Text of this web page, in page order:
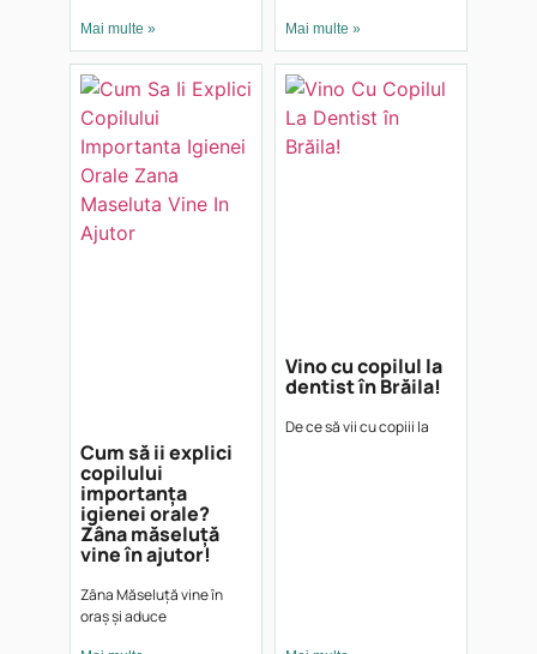
Mai multe » Mai multe »
Cum să ii explici
copilului
importanța
igienei orale?
Zâna măseluță
vine în ajutor!
Zâna Măseluță vine în
oraș și aduce
Vino cu copilul la
dentist în Brăila!
De ce să vii cu copiii la